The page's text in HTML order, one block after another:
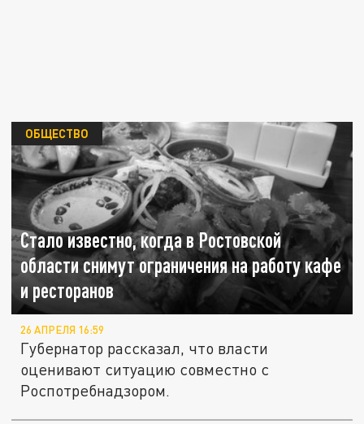
Стало известно, когда в Ростовской
области снимут ограничения на работу кафе
и ресторанов
ОБЩЕСТВО
26 АПРЕЛЯ 16:59
Губернатор рассказал, что власти
оценивают ситуацию совместно с
Роспотребнадзором.